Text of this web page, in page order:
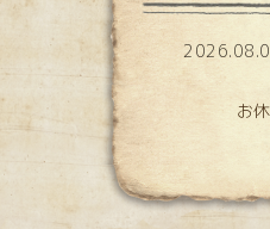
お